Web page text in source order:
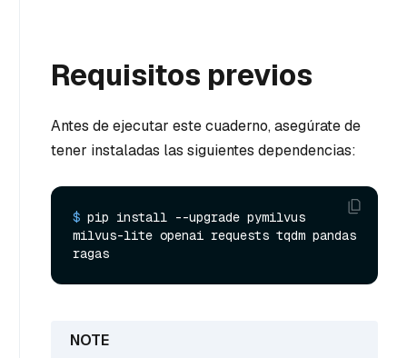
Requisitos previos
Antes de ejecutar este cuaderno, asegúrate de
tener instaladas las siguientes dependencias:
$ pip install --upgrade pymilvus
milvus-lite openai requests tqdm pandas
ragas